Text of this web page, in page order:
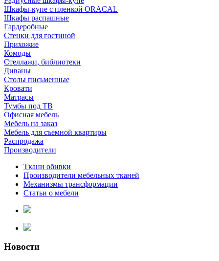
Шкафы-купе с пленкой ORACAL
Шкафы распашные
Гардеробные
Стенки для гостиной
Прихожие
Комоды
Стеллажи, библиотеки
Диваны
Столы письменные
Кровати
Матрасы
Тумбы под ТВ
Офисная мебель
Мебель на заказ
Мебель для съемной квартиры
Распродажа
Производители
Ткани обивки
Производители мебельных тканей
Механизмы трансформации
Статьи о мебели
Новости